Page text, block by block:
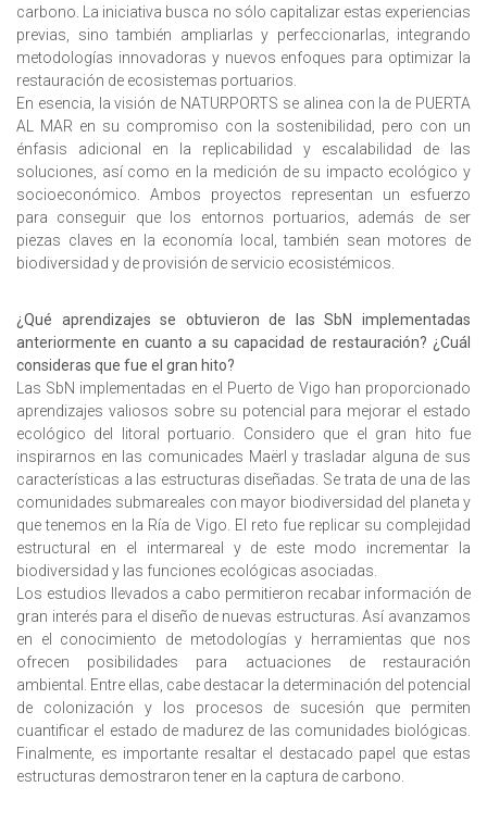
carbono. La iniciativa busca no sólo capitalizar estas experiencias
previas, sino también ampliarlas y perfeccionarlas, integrando
metodologías innovadoras y nuevos enfoques para optimizar la
restauración de ecosistemas portuarios.
En esencia, la visión de NATURPORTS se alinea con la de PUERTA
AL MAR en su compromiso con la sostenibilidad, pero con un
énfasis adicional en la replicabilidad y escalabilidad de las
soluciones, así como en la medición de su impacto ecológico y
socioeconómico. Ambos proyectos representan un esfuerzo
para conseguir que los entornos portuarios, además de ser
piezas claves en la economía local, también sean motores de
biodiversidad y de provisión de servicio ecosistémicos.
¿Qué aprendizajes se obtuvieron de las SbN implementadas
anteriormente en cuanto a su capacidad de restauración? ¿Cuál
consideras que fue el gran hito?
Las SbN implementadas en el Puerto de Vigo han proporcionado
aprendizajes valiosos sobre su potencial para mejorar el estado
ecológico del litoral portuario. Considero que el gran hito fue
inspirarnos en las comunicades Maërl y trasladar alguna de sus
características a las estructuras diseñadas. Se trata de una de las
comunidades submareales con mayor biodiversidad del planeta y
que tenemos en la Ría de Vigo. El reto fue replicar su complejidad
estructural en el intermareal y de este modo incrementar la
biodiversidad y las funciones ecológicas asociadas.
Los estudios llevados a cabo permitieron recabar información de
gran interés para el diseño de nuevas estructuras. Así avanzamos
en el conocimiento de metodologías y herramientas que nos
ofrecen posibilidades para actuaciones de restauración
ambiental. Entre ellas, cabe destacar la determinación del potencial
de colonización y los procesos de sucesión que permiten
cuantificar el estado de madurez de las comunidades biológicas.
Finalmente, es importante resaltar el destacado papel que estas
estructuras demostraron tener en la captura de carbono.